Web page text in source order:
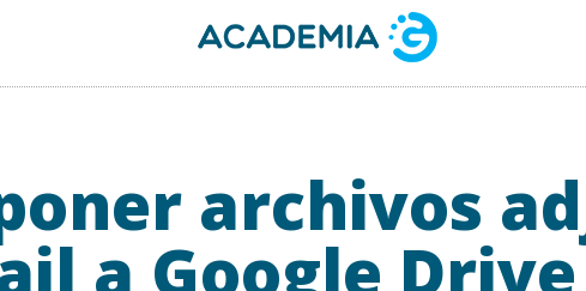
archivos
a Google Drive